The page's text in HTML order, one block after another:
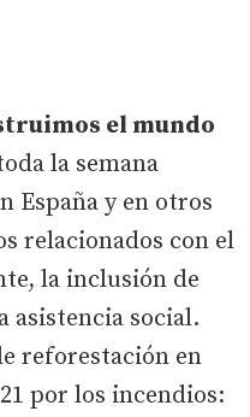
el mundo
la semana
España y en otros
relacionados con el
la inclusión de
asistencia social.
reforestación en
por los incendios: